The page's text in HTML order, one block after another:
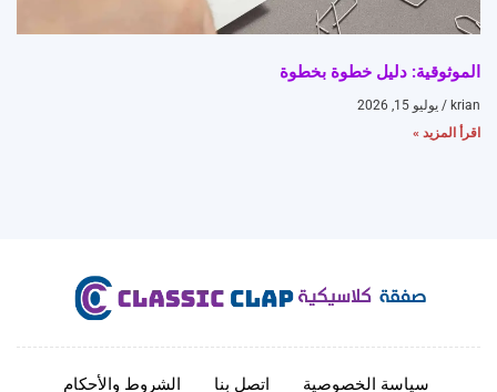
الموثوقية: دليل خطوة بخطوة
krian
يوليو 15, 2026
اقرأ المزيد »
سياسة الخصوصية اتصل بنا الشروط والأحكام